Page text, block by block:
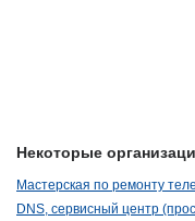
Некоторые
Мастерская по ремонту
DNS, сервисный центр